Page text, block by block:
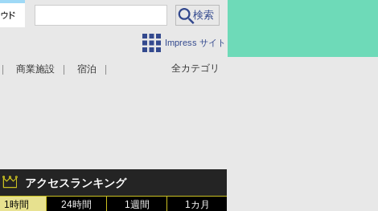
Impress サイト
全カテゴリ
商業施設 宿泊
アクセスランキング
1時間 24時間 1週間 1カ月